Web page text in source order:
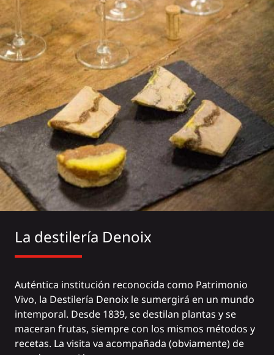
La destilería Denoix
Auténtica institución reconocida como Patrimonio
Vivo, la Destilería Denoix le sumergirá en un mundo
intemporal. Desde 1839, se destilan plantas y se
maceran frutas, siempre con los mismos métodos y
recetas. La visita va acompañada (obviamente) de